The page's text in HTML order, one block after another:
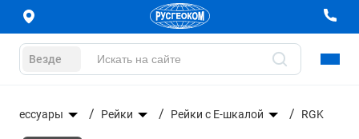
Везде
Аксессуары Рейки Рейки с Е-шкалой RGK